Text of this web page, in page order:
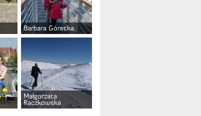
Barbara Górecka
Małgorzata
Raczkowska